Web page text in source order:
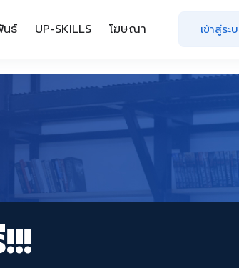
นธ์ UP-SKILLS โฆษณา เข้าสู่ระ